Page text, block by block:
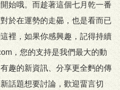
始哦。而趁著這個七月乾一番
於在運勢的走曏，也是看而已
裡，如果你感興趣，記得持續
，您的支持是我們最大的動
趣的新資訊、分享更全麪的傳
話題想要討論，歡迎畱言切